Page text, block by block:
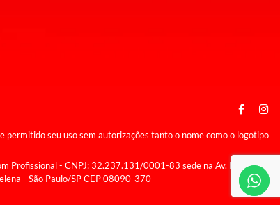
permitido seu uso sem autorizações tanto o nome como o logotipo
Profissional - CNPJ: 32.237.131/0001-83 sede na Av. Kumaki
- São Paulo/SP CEP 08090-370